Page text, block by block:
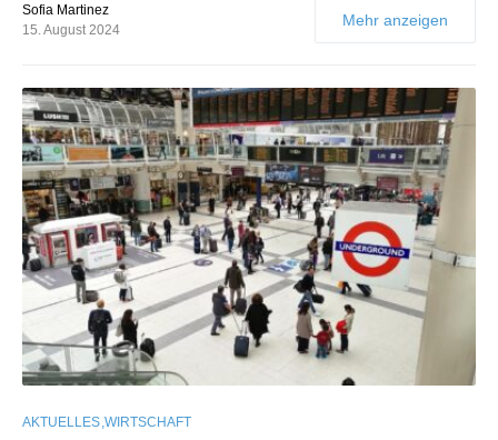
Sofia Martinez
15. August 2024
Mehr anzeigen
AKTUELLES WIRTSCHAFT